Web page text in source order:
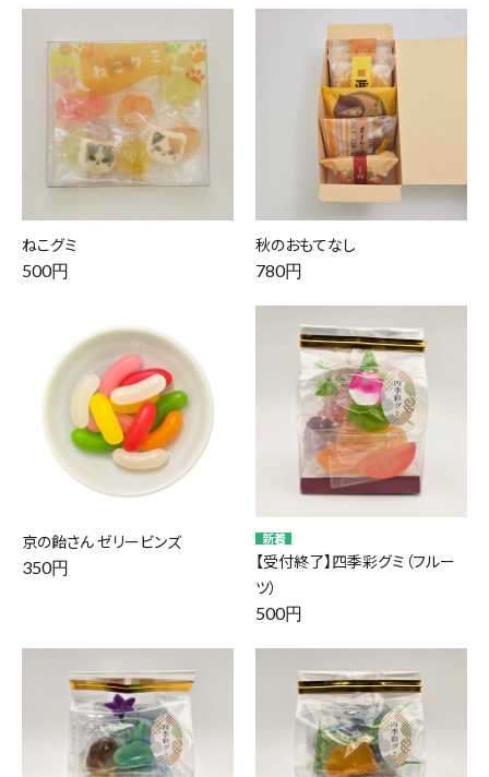
ねこグミ
500円
秋のおもてなし
780円
京の飴さん ゼリービンズ
350円
【受付終了】四季彩グミ（フルー
ツ）
500円